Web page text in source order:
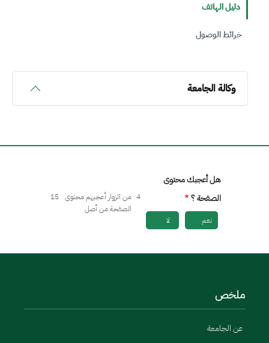
دليل الهاتف
خرائط الوصول
وكالة الجامعة
هل أعجبك محتوى
الصفحة ؟
نعم لا
4 من الزوار أعجبهم محتوى
الصفحة من أصل
15
ملخص
عن الجامعة